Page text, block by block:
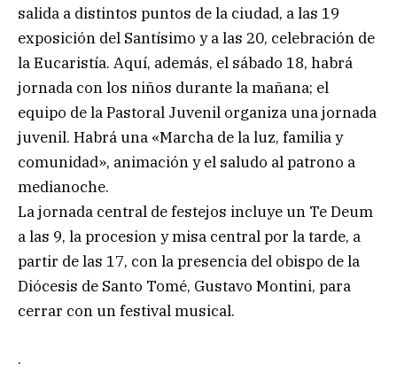
salida a distintos puntos de la ciudad, a las 19
exposición del Santísimo y a las 20, celebración de
la Eucaristía. Aquí, además, el sábado 18, habrá
jornada con los niños durante la mañana; el
equipo de la Pastoral Juvenil organiza una jornada
juvenil. Habrá una «Marcha de la luz, familia y
comunidad», animación y el saludo al patrono a
medianoche.
La jornada central de festejos incluye un Te Deum
a las 9, la procesion y misa central por la tarde, a
partir de las 17, con la presencia del obispo de la
Diócesis de Santo Tomé, Gustavo Montini, para
cerrar con un festival musical.
.